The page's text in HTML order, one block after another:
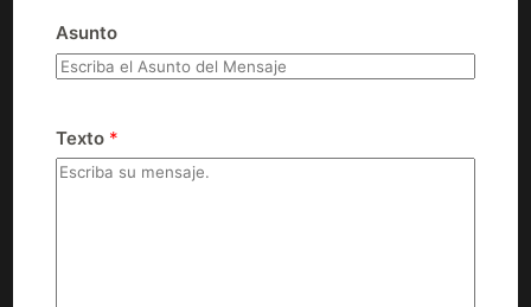
Asunto
Texto *